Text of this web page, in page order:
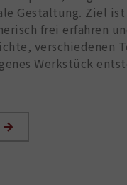
Gestaltung. Ziel ist
frei erfahren
verschiedenen
Werkstück